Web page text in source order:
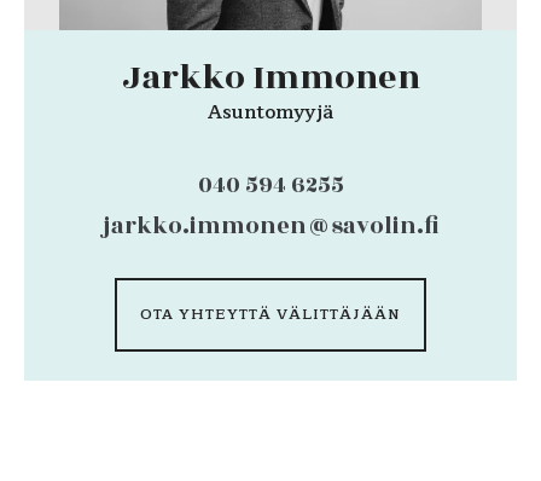
Jarkko Immonen
Asuntomyyjä
040 594 6255
jarkko.immonen@savolin.fi
OTA YHTEYTTÄ VÄLITTÄJÄÄN